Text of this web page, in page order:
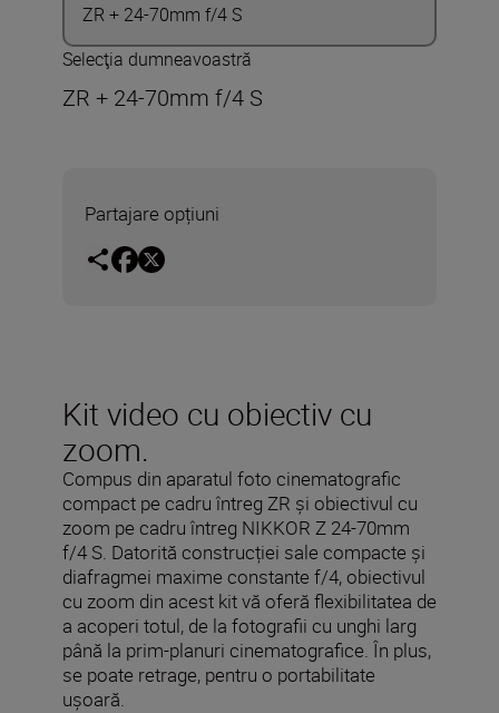
ZR + 24-70mm f/4 S
Selecţia dumneavoastră
ZR + 24-70mm f/4 S
Partajare opțiuni
Kit video cu obiectiv cu
zoom.
Compus din aparatul foto cinematografic
compact pe cadru întreg ZR și obiectivul cu
zoom pe cadru întreg NIKKOR Z 24-70mm
f/4 S. Datorită construcției sale compacte și
diafragmei maxime constante f/4, obiectivul
cu zoom din acest kit vă oferă flexibilitatea de
a acoperi totul, de la fotografii cu unghi larg
până la prim-planuri cinematografice. În plus,
se poate retrage, pentru o portabilitate
ușoară.